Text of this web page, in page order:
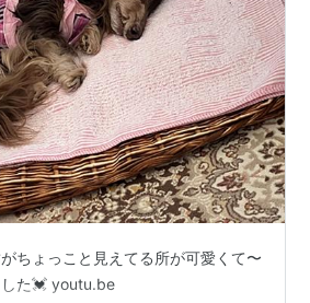
ちょっこと見えてる所が可愛くて〜
た💓 youtu.be